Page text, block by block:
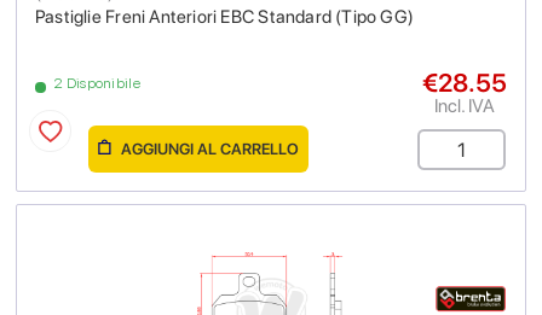
Pastiglie Freni Anteriori EBC Standard (Tipo GG)
2 Disponibile €28.55
Incl. IVA
AGGIUNGI AL CARRELLO